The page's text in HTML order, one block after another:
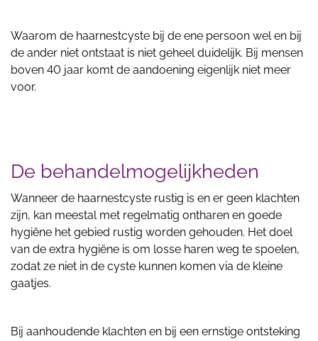
Waarom de haarnestcyste bij de ene persoon wel en bij
de ander niet ontstaat is niet geheel duidelijk. Bij mensen
boven 40 jaar komt de aandoening eigenlijk niet meer
voor.
De behandelmogelijkheden
Wanneer de haarnestcyste rustig is en er geen klachten
zijn, kan meestal met regelmatig ontharen en goede
hygiëne het gebied rustig worden gehouden. Het doel
van de extra hygiëne is om losse haren weg te spoelen,
zodat ze niet in de cyste kunnen komen via de kleine
gaatjes.
Bij aanhoudende klachten en bij een ernstige ontsteking